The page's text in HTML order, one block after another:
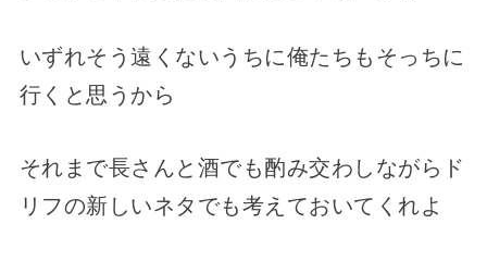
いずれそう遠くないうちに俺たちもそっちに
行くと思うから
それまで長さんと酒でも酌み交わしながらド
リフの新しいネタでも考えておいてくれよ